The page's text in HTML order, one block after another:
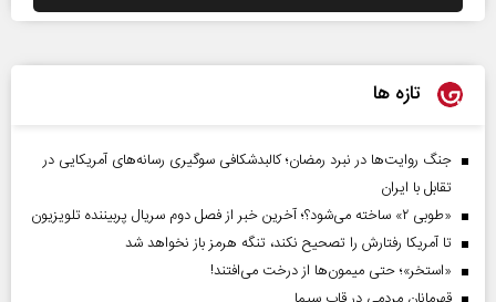
تازه ها
جنگ روایت‌ها در نبرد رمضان؛ کالبدشکافی سوگیری رسانه‌های آمریکایی در
تقابل با ایران
«طوبی ۲» ساخته می‌شود؟؛ آخرین خبر از فصل دوم سریال پربیننده تلویزیون
تا آمریکا رفتارش را تصحیح نکند، تنگه هرمز باز نخواهد شد
«استخر»‌‌؛ حتی میمون‌ها از درخت می‌افتند!